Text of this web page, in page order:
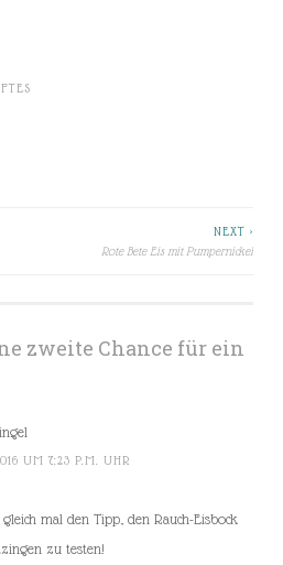
NEXT >
Rote Bete Eis mit Pumpernickel
zweite Chance für ein
UM 7:23 P.M. UHR
mal den Tipp, den Rauch-Eisbock
zu testen!